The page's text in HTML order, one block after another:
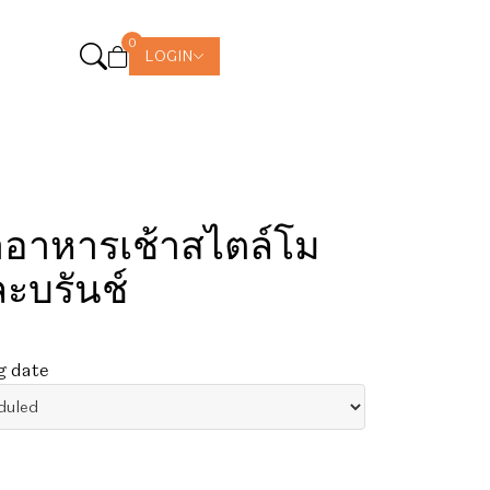
0
LOGIN
าหารเช้าสไตล์โม
บรันช์
date